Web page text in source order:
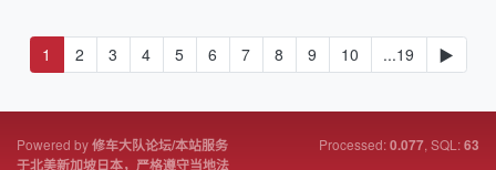
1 2 3 4 5 6 7 8 9 10 ...19 ▶
Powered by修车大队论坛/本站服务
于北美新加坡日本，严格遵守当地法
Processed:0.077, SQL:63